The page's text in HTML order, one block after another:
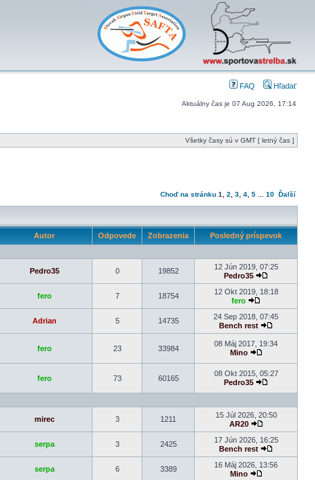
FAQ Hľadať
Aktuálny čas je 07 Aug 2026, 17:14
Všetky časy sú v GMT [ letný čas ]
Choď na stránku 1 2 3 4 5 10 Ďalší
Autor Odpovede Zobrazenia Posledný príspevok
Pedro35 0 19852
12 Jún 2019, 07:25
Pedro35
fero 7 18754
12 Okt 2019, 18:18
fero
Adrian 5 14735
24 Sep 2018, 07:45
Bench rest
fero 23 33984
08 Máj 2017, 19:34
Mino
fero 73 60165
08 Okt 2015, 05:27
Pedro35
mirec 3 1211
15 Júl 2026, 20:50
AR20
serpa 3 2425
17 Jún 2026, 16:25
Bench rest
serpa 6 3389
16 Máj 2026, 13:56
Mino